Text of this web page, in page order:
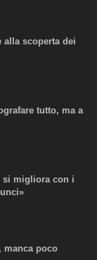
alla scoperta dei
tutto, ma a
si migliora con i
manca poco